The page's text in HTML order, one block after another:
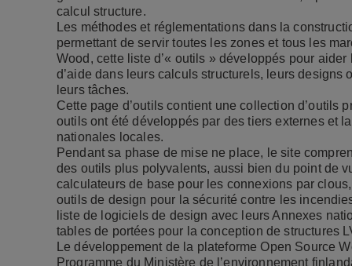
calcul structure.
Les méthodes et réglementations dans la
permettant de servir toutes les zones et tous les
Wood, cette liste d’« outils » développés pour
d’aide dans leurs calculs structurels, leurs
leurs tâches.
Cette page d’outils contient une collection d’outils
outils ont été développés par des tiers externes et
nationales locales.
Pendant sa phase de mise ne place, le site
des outils plus polyvalents, aussi bien du point de
calculateurs de base pour les connexions par
outils de design pour la sécurité contre les
liste de logiciels de design avec leurs Annexes
tables de portées pour la conception de structures
Le développement de la plateforme Open Source
Programme du Ministère de l’environnement